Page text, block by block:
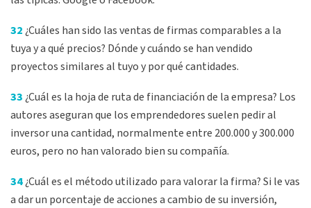
32¿Cuáles han sido las ventas de firmas comparables a la
tuya y a qué precios? Dónde y cuándo se han vendido
proyectos similares al tuyo y por qué cantidades.
33¿Cuál es la hoja de ruta de financiación de la empresa? Los
autores aseguran que los emprendedores suelen pedir al
inversor una cantidad, normalmente entre 200.000 y 300.000
euros, pero no han valorado bien su compañía.
34¿Cuál es el método utilizado para valorar la firma? Si le vas
a dar un porcentaje de acciones a cambio de su inversión,